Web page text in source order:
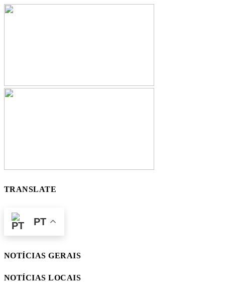
TRANSLATE
PT
NOTÍCIAS GERAIS
NOTÍCIAS LOCAIS